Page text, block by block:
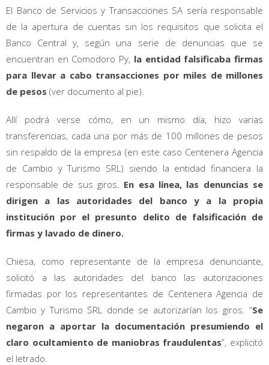
El Banco de Servicios y Transacciones SA sería responsable
de la apertura de cuentas sin los requisitos que solicita el
Banco Central y, según una serie de denuncias que se
encuentran en Comodoro Py, la entidad falsificaba firmas
para llevar a cabo transacciones por miles de millones
de pesos (ver documento al pie).
Allí podrá verse cómo, en un mismo día, hizo varias
transferencias, cada una por más de 100 millones de pesos
sin respaldo de la empresa (en este caso Centenera Agencia
de Cambio y Turismo SRL) siendo la entidad financiera la
responsable de sus giros. En esa línea, las denuncias se
dirigen a las autoridades del banco y a la propia
institución por el presunto delito de falsificación de
firmas y lavado de dinero.
Chiesa, como representante de la empresa denunciante,
solicitó a las autoridades del banco las autorizaciones
firmadas por los representantes de Centenera Agencia de
Cambio y Turismo SRL donde se autorizarían los giros. “Se
negaron a aportar la documentación presumiendo el
claro ocultamiento de maniobras fraudulentas”, explicitó
el letrado.